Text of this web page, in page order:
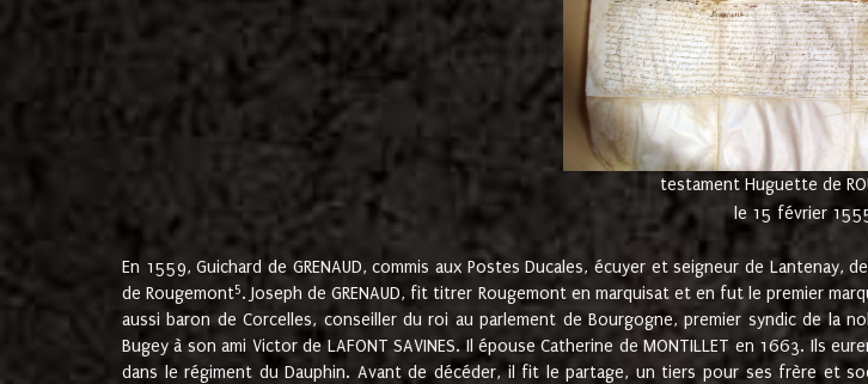
testament Huguette de
le 15 février
En 1559, Guichard de GRENAUD, commis aux Postes Ducales, écuyer et seigneur de
de Rougemont5. Joseph de GRENAUD, fit titrer Rougemont en marquisat et en fut le premier
aussi baron de Corcelles, conseiller du roi au parlement de Bourgogne, premier syndic de la
Bugey à son ami Victor de LAFONT SAVINES. Il épouse Catherine de MONTILLET en 1663. Ils
dans le régiment du Dauphin. Avant de décéder, il fit le partage, un tiers pour ses frère et